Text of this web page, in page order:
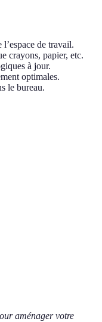
de travail.
crayons, papier, etc.
à jour.
optimales.
le bureau.
aménager votre